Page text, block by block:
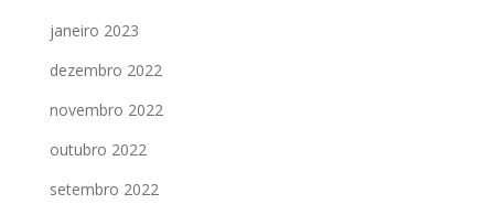
janeiro 2023
dezembro 2022
novembro 2022
outubro 2022
setembro 2022